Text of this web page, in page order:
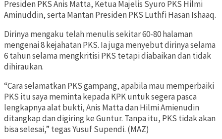
Presiden PKS Anis Matta, Ketua Majelis Syuro PKS Hilmi
Aminuddin, serta Mantan Presiden PKS Luthfi Hasan Ishaaq.
Dirinya mengaku telah menulis sekitar 60-80 halaman
mengenai 8 kejahatan PKS. Ia juga menyebut dirinya selama
6 tahun selama mengkritisi PKS tetapi diabaikan dan tidak
dihiraukan.
“Cara selamatkan PKS gampang, apabila mau memperbaiki
PKS itu saya meminta kepada KPK untuk segera pasca
lengkapnya alat bukti, Anis Matta dan Hilmi Amienudin
ditangkap dan digiring ke Guntur. Tanpa itu, PKS tidak akan
bisa selesai,” tegas Yusuf Supendi. (MAZ)